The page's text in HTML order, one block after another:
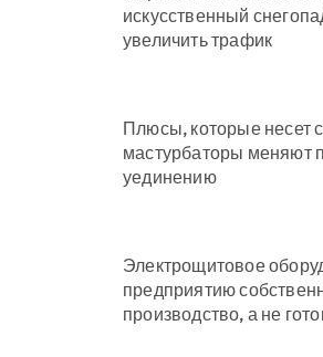
искусственный
увеличить трафик
Плюсы, которые несет
мастурбаторы меняют
уединению
Электрощитовое
предприятию
производство, а не